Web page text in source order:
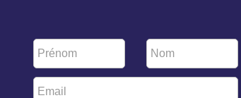
Prénom Nom
Email